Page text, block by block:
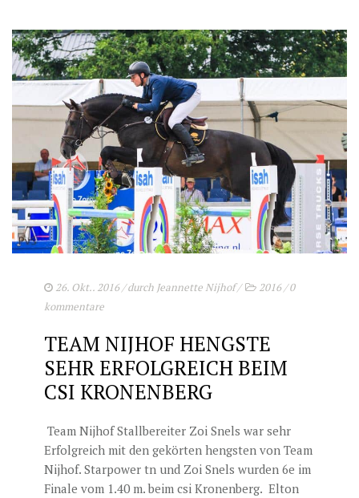
26. Okt.. 2016 / durch Jeannette Nijhof/ 2016 /0
kommentare
TEAM NIJHOF HENGSTE
SEHR ERFOLGREICH BEIM
CSI KRONENBERG
Team Nijhof Stallbereiter Zoi Snels war sehr
Erfolgreich mit den gekörten hengsten von Team
Nijhof. Starpower tn und Zoi Snels wurden 6e im
Finale vom 1.40 m. beim csi Kronenberg. Elton